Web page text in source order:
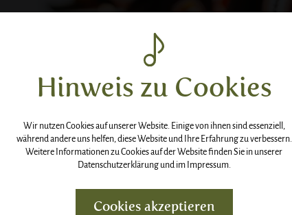
Hinweis zu Cookies
Wir nutzen Cookies auf unserer Website. Einige von ihnen sind essenziell,
während andere uns helfen, diese Website und Ihre Erfahrung zu verbessern.
Weitere Informationen zu Cookies auf der Website finden Sie in unserer
Datenschutzerklärungund im Impressum.
Cookies akzeptieren